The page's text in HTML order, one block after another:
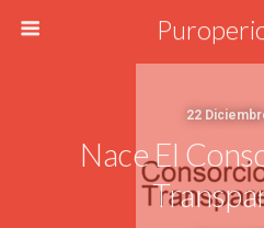
22
Nace El